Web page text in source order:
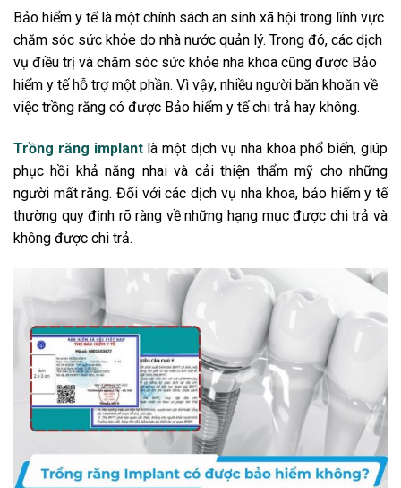
Bảo hiểm y tế là một chính sách an sinh xã hội trong lĩnh vực
chăm sóc sức khỏe do nhà nước quản lý. Trong đó, các dịch
vụ điều trị và chăm sóc sức khỏe nha khoa cũng được Bảo
hiểm y tế hỗ trợ một phần. Vì vậy, nhiều người băn khoăn về
việc trồng răng có được Bảo hiểm y tế chi trả hay không.
Trồng răng implantlà một dịch vụ nha khoa phổ biến, giúp
phục hồi khả năng nhai và cải thiện thẩm mỹ cho những
người mất răng. Đối với các dịch vụ nha khoa, bảo hiểm y tế
thường quy định rõ ràng về những hạng mục được chi trả và
không được chi trả.